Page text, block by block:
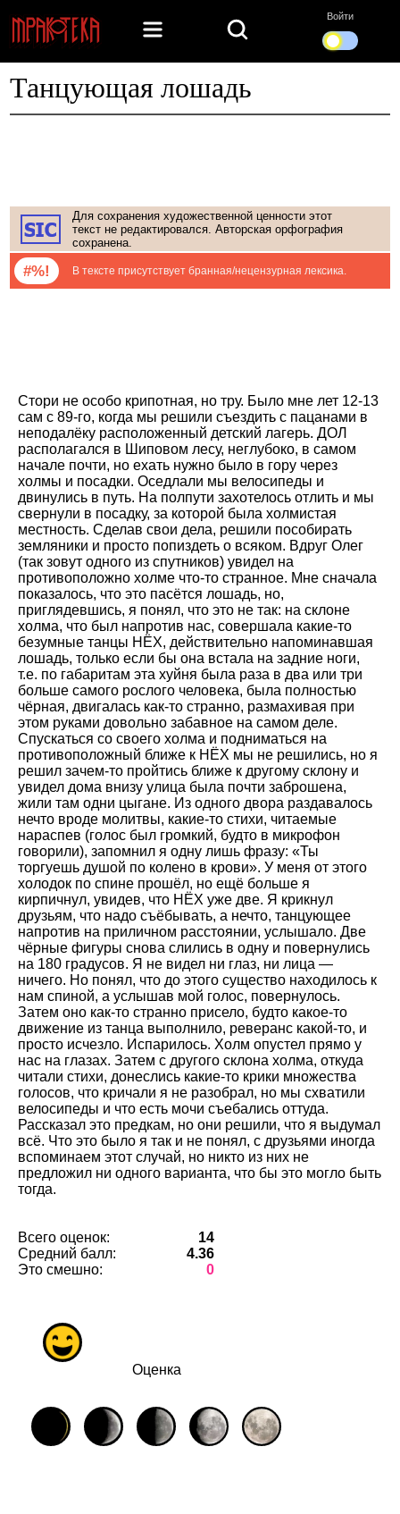
Войти
Танцующая лошадь
Для сохранения художественной ценности этот
текст не редактировался. Авторская орфография
сохранена.
#%! В тексте присутствует бранная/нецензурная лексика.
Стори не особо крипотная, но тру. Было мне лет 12-13
сам с 89-го, когда мы решили съездить с пацанами в
неподалёку расположенный детский лагерь. ДОЛ
располагался в Шиповом лесу, неглубоко, в самом
начале почти, но ехать нужно было в гору через
холмы и посадки. Оседлали мы велосипеды и
двинулись в путь. На полпути захотелось отлить и мы
свернули в посадку, за которой была холмистая
местность. Сделав свои дела, решили пособирать
земляники и просто попиздеть о всяком. Вдруг Олег
(так зовут одного из спутников) увидел на
противоположно холме что-то странное. Мне сначала
показалось, что это пасётся лошадь, но,
приглядевшись, я понял, что это не так: на склоне
холма, что был напротив нас, совершала какие-то
безумные танцы НЁХ, действительно напоминавшая
лошадь, только если бы она встала на задние ноги,
т.е. по габаритам эта хуйня была раза в два или три
больше самого рослого человека, была полностью
чёрная, двигалась как-то странно, размахивая при
этом руками довольно забавное на самом деле.
Спускаться со своего холма и подниматься на
противоположный ближе к НЁХ мы не решились, но я
решил зачем-то пройтись ближе к другому склону и
увидел дома внизу улица была почти заброшена,
жили там одни цыгане. Из одного двора раздавалось
нечто вроде молитвы, какие-то стихи, читаемые
нараспев (голос был громкий, будто в микрофон
говорили), запомнил я одну лишь фразу: «Ты
торгуешь душой по колено в крови». У меня от этого
холодок по спине прошёл, но ещё больше я
кирпичнул, увидев, что НЁХ уже две. Я крикнул
друзьям, что надо съёбывать, а нечто, танцующее
напротив на приличном расстоянии, услышало. Две
чёрные фигуры снова слились в одну и повернулись
на 180 градусов. Я не видел ни глаз, ни лица —
ничего. Но понял, что до этого существо находилось к
нам спиной, а услышав мой голос, повернулось.
Затем оно как-то странно присело, будто какое-то
движение из танца выполнило, реверанс какой-то, и
просто исчезло. Испарилось. Холм опустел прямо у
нас на глазах. Затем с другого склона холма, откуда
читали стихи, донеслись какие-то крики множества
голосов, что кричали я не разобрал, но мы схватили
велосипеды и что есть мочи съебались оттуда.
Рассказал это предкам, но они решили, что я выдумал
всё. Что это было я так и не понял, с друзьями иногда
вспоминаем этот случай, но никто из них не
предложил ни одного варианта, что бы это могло быть
тогда.
Всего оценок:
14
Средний балл:
4.36
Это смешно:
0
Оценка